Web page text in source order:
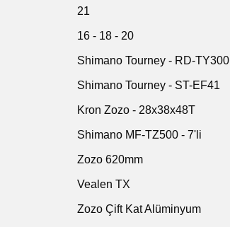
21
16 - 18 - 20
Shimano Tourney - RD-TY300
Shimano Tourney - ST-EF41
Kron Zozo - 28x38x48T
Shimano MF-TZ500 - 7'li
Zozo 620mm
Vealen TX
Zozo Çift Kat Alüminyum